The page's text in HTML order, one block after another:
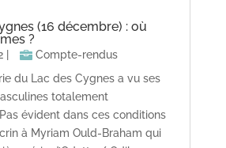
(16 décembre) : où
?
|
Compte-rendus
du Lac des Cygnes a vu ses
totalement
évident dans ces conditions
à Myriam Ould-Braham qui